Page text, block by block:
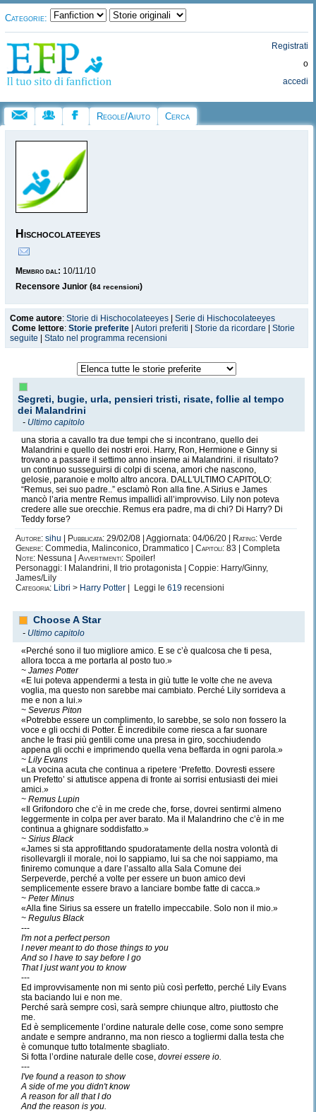
Categorie:
Registrati
o
accedi
Regole/Aiuto Cerca
Hischocolateeyes
Membro dal: 10/11/10
Recensore Junior (84 recensioni)
Come autore: Storie di Hischocolateeyes
Serie di Hischocolateeyes
Come lettore: Storie preferite Autori preferiti Storie da ricordare
Storie
seguite
Stato nel programma recensioni
Segreti, bugie, urla, pensieri tristi, risate, follie al tempo
dei Malandrini
- Ultimo capitolo
una storia a cavallo tra due tempi che si incontrano, quello dei
Malandrini e quello dei nostri eroi. Harry, Ron, Hermione e Ginny si
trovano a passare il settimo anno insieme ai Malandrini. il risultato?
un continuo susseguirsi di colpi di scena, amori che nascono,
gelosie, paranoie e molto altro ancora. DALL'ULTIMO CAPITOLO:
“Remus, sei suo padre..” esclamò Ron alla fine. A Sirius e James
mancò l’aria mentre Remus impallidì all’improvviso. Lily non poteva
credere alle sue orecchie. Remus era padre, ma di chi? Di Harry? Di
Teddy forse?
Autore: sihu Pubblicata: 29/02/08 | Aggiornata: 04/06/20 | Rating: Verde
Genere: Commedia, Malinconico, Drammatico | Capitoli: 83 | Completa
Note: Nessuna | Avvertimenti: Spoiler!
Personaggi: I Malandrini, Il trio protagonista | Coppie: Harry/Ginny,
James/Lily
Categoria: Libri > Harry Potter | Leggi le 619 recensioni
Choose A Star
- Ultimo capitolo
«Perché sono il tuo migliore amico. E se c’è qualcosa che ti pesa,
allora tocca a me portarla al posto tuo.»
~ James Potter
«E lui poteva appendermi a testa in giù tutte le volte che ne aveva
voglia, ma questo non sarebbe mai cambiato. Perché Lily sorrideva a
me e non a lui.»
~ Severus Piton
«Potrebbe essere un complimento, lo sarebbe, se solo non fossero la
voce e gli occhi di Potter. È incredibile come riesca a far suonare
anche le frasi più gentili come una presa in giro, socchiudendo
appena gli occhi e imprimendo quella vena beffarda in ogni parola.»
~ Lily Evans
«La vocina acuta che continua a ripetere ‘Prefetto. Dovresti essere
un Prefetto’ si attutisce appena di fronte ai sorrisi entusiasti dei miei
amici.»
~ Remus Lupin
«Il Grifondoro che c’è in me crede che, forse, dovrei sentirmi almeno
leggermente in colpa per aver barato. Ma il Malandrino che c’è in me
continua a ghignare soddisfatto.»
~ Sirius Black
«James si sta approfittando spudoratamente della nostra volontà di
risollevargli il morale, noi lo sappiamo, lui sa che noi sappiamo, ma
finiremo comunque a dare l’assalto alla Sala Comune dei
Serpeverde, perché a volte per essere un buon amico devi
semplicemente essere bravo a lanciare bombe fatte di cacca.»
~ Peter Minus
«Alla fine Sirius sa essere un fratello impeccabile. Solo non il mio.»
~ Regulus Black
---
I'm not a perfect person
I never meant to do those things to you
And so I have to say before I go
That I just want you to know
---
Ed improvvisamente non mi sento più così perfetto, perché Lily Evans
sta baciando lui e non me.
Perché sarà sempre così, sarà sempre chiunque altro, piuttosto che
me.
Ed è semplicemente l’ordine naturale delle cose, come sono sempre
andate e sempre andranno, ma non riesco a togliermi dalla testa che
è comunque tutto totalmente sbagliato.
Si fotta l’ordine naturale delle cose, dovrei essere io.
---
I've found a reason to show
A side of me you didn't know
A reason for all that I do
And the reason is you.